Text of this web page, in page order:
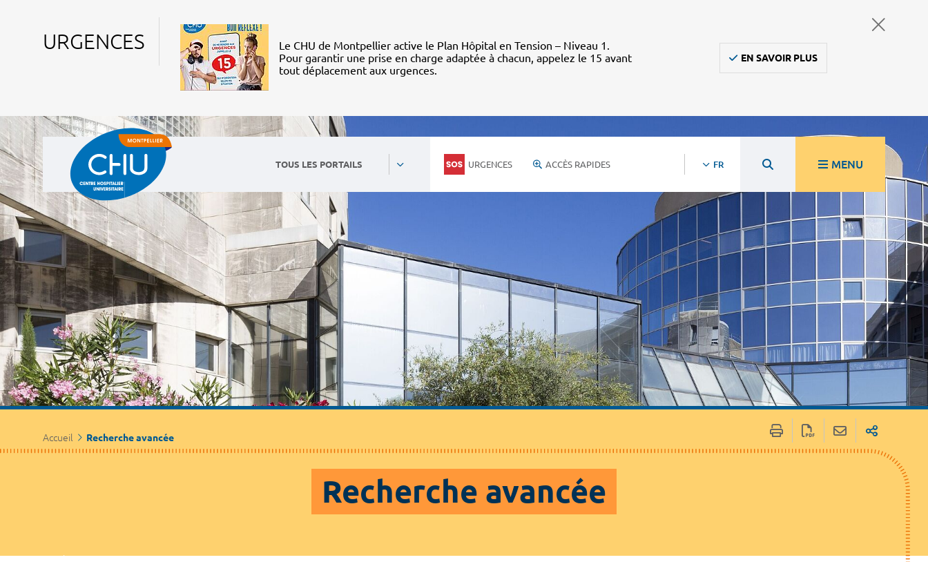
URGENCES
Le CHU de Montpellier active le Plan Hôpital en Tension – Niveau 1.
Pour garantir une prise en charge adaptée à chacun, appelez le 15 avant
tout déplacement aux urgences.
EN SAVOIR PLUS
TOUS LES PORTAILS URGENCES ACCÈS RAPIDES FR MENU
Accueil Recherche avancée
Recherche avancée